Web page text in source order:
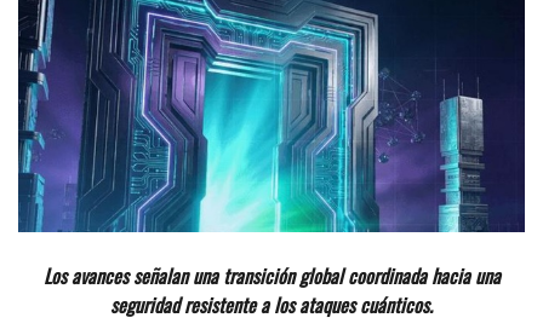
Los avances señalan una transición global coordinada hacia una
seguridad resistente a los ataques cuánticos.